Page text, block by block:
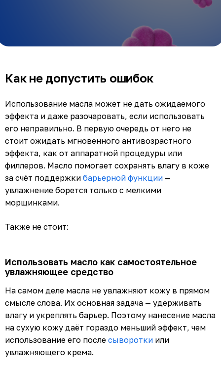
Как не допустить ошибок
Использование масла может не дать ожидаемого
эффекта и даже разочаровать, если использовать
его неправильно. В первую очередь от него не
стоит ожидать мгновенного антивозрастного
эффекта, как от аппаратной процедуры или
филлеров. Масло помогает сохранять влагу в коже
за счёт поддержки барьерной функции —
увлажнение борется только с мелкими
морщинками.
Также не стоит:
Использовать масло как самостоятельное
увлажняющее средство
На самом деле масла не увлажняют кожу в прямом
смысле слова. Их основная задача — удерживать
влагу и укреплять барьер. Поэтому нанесение масла
на сухую кожу даёт гораздо меньший эффект, чем
использование его после сыворотки или
увлажняющего крема.